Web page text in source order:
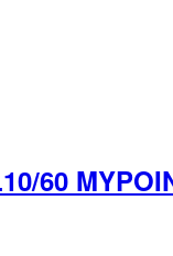
60